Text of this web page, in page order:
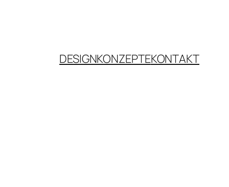
DESIGNKONZEPTEKONTAKT